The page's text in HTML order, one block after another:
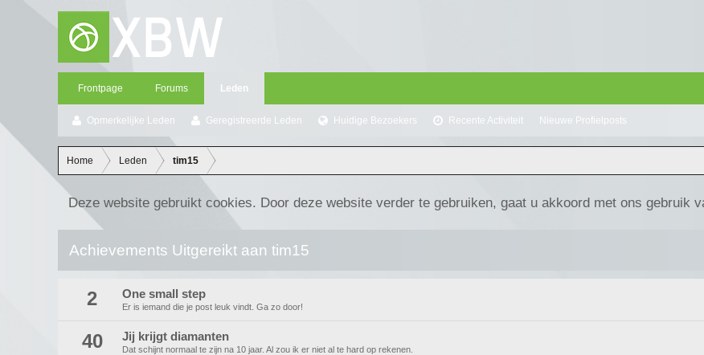
Frontpage Forums Leden
Opmerkelijke Leden Geregistreerde Leden Huidige Bezoekers Recente Activiteit Nieuwe Profielposts
Home Leden tim15
Deze website gebruikt cookies. Door deze website verder te gebruiken, gaat u akkoord met ons gebruik
Achievements Uitgereikt aan tim15
2 One small step
Er is iemand die je post leuk vindt. Ga zo door!
40 Jij krijgt diamanten
Dat schijnt normaal te zijn na 10 jaar. Al zou ik er niet al te hard op rekenen.